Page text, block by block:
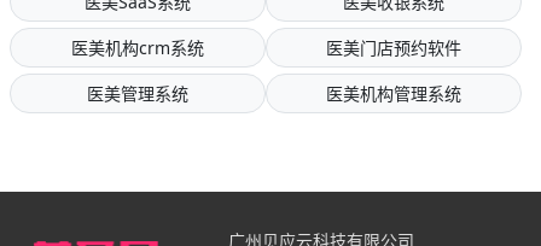
医美机构crm系统
医美门店预约软件
医美管理系统
医美机构管理系统
广州贝应云科技有限公司